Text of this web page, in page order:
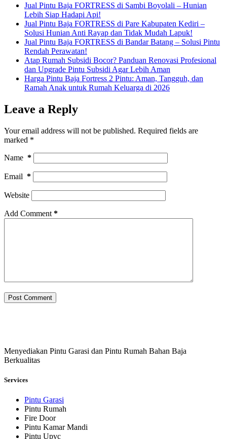
Jual Pintu Baja FORTRESS di Sambi Boyolali – Hunian
Lebih Siap Hadapi Api!
Jual Pintu Baja FORTRESS di Pare Kabupaten Kediri –
Solusi Hunian Anti Rayap dan Tidak Mudah Lapuk!
Jual Pintu Baja FORTRESS di Bandar Batang – Solusi Pintu
Rendah Perawatan!
Atap Rumah Subsidi Bocor? Panduan Renovasi Profesional
dan Upgrade Pintu Subsidi Agar Lebih Aman
Harga Pintu Baja Fortress 2 Pintu: Aman, Tangguh, dan
Ramah Anak untuk Rumah Keluarga di 2026
Leave a Reply
Your email address will not be published. Required fields are
marked *
Name *
Email *
Website
Add Comment *
Post Comment
Menyediakan Pintu Garasi dan Pintu Rumah Bahan Baja
Berkualitas
Services
Pintu Garasi
Pintu Rumah
Fire Door
Pintu Kamar Mandi
Pintu Upvc